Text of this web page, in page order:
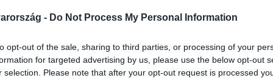
- Do Not Process My Personal Information
opt-out of the sale, sharing to third parties, or processing of your
for targeted advertising by us, please use the below opt-out
selection. Please note that after your opt-out request is processed
tűz: több szabálytanság lehetett az
az ingatlan magántulajdonban volt. Azonban az